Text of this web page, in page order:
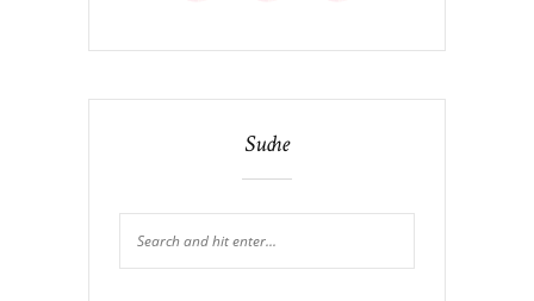
Suche